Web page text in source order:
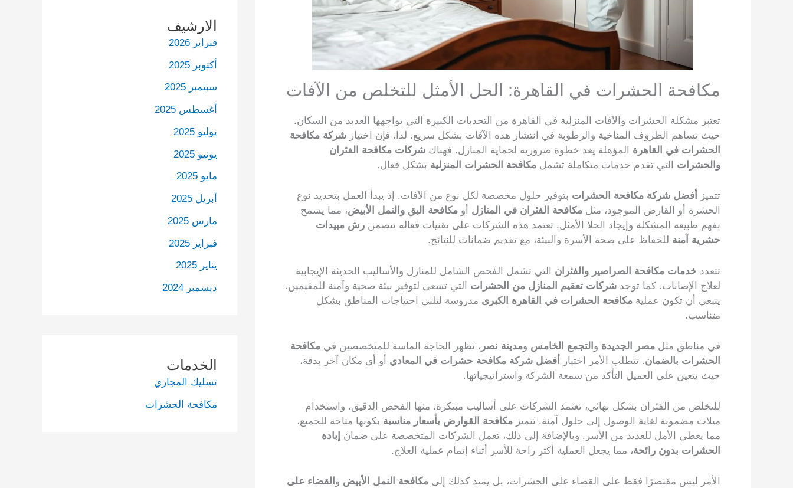
مكافحة الحشرات في القاهرة: الحل الأمثل للتخلص من الآفات
تعتبر مشكلة الحشرات والآفات المنزلية في القاهرة من التحديات الكبيرة التي يواجهها العديد من السكان.
حيث تساهم الظروف المناخية والرطوبة في انتشار هذه الآفات بشكل سريع. لذا، فإن اختيار شركة مكافحة
الحشرات في القاهرة المؤهلة يعد خطوة ضرورية لحماية المنازل. فهناك شركات مكافحة الفئران
والحشرات التي تقدم خدمات متكاملة تشمل مكافحة الحشرات المنزلية بشكل فعال.
تتميز أفضل شركة مكافحة الحشرات بتوفير حلول مخصصة لكل نوع من الآفات. إذ يبدأ العمل بتحديد نوع
الحشرة أو القارض الموجود، مثل مكافحة الفئران في المنازل أو مكافحة البق والنمل الأبيض، مما يسمح
بفهم طبيعة المشكلة وإيجاد الحلا الأمثل. تعتمد هذه الشركات على تقنيات فعالة تتضمن رش مبيدات
حشرية آمنة للحفاظ على صحة الأسرة والبيئة، مع تقديم ضمانات للنتائج.
تتعدد خدمات مكافحة الصراصير والفئران التي تشمل الفحص الشامل للمنازل والأساليب الحديثة الإيجابية
لعلاج الإصابات. كما توجد شركات تعقيم المنازل من الحشرات التي تسعى لتوفير بيئة صحية وآمنة للمقيمين.
ينبغي أن تكون عملية مكافحة الحشرات في القاهرة الكبرى مدروسة لتلبي احتياجات المناطق بشكل
متناسب.
في مناطق مثل مصر الجديدة و التجمع الخامس ومدينة نصر ، تظهر الحاجة الماسة للمتخصصين في مكافحة
الحشرات بالضمان. تتطلب الأمر اختيار أفضل شركة مكافحة حشرات في المعادي أو أي مكان آخر بدقة،
حيث يتعين على العميل التأكد من سمعة الشركة واستراتيجياتها.
للتخلص من الفئران بشكل نهائي، تعتمد الشركات على أساليب مبتكرة، منها الفحص الدقيق، واستخدام
ميلات مضمونة لغاية الوصول إلى حلول آمنة. تتميز مكافحة القوارض بأسعار مناسبة بكونها متاحة للجميع،
مما يعطي الأمل للعديد من الأسر. وبالإضافة إلى ذلك، تعمل الشركات المتخصصة على ضمان
إبادة
الحشرات بدون رائحة، مما يجعل العملية أكثر راحة للأسر أثناء إتمام عملية العلاج.
الأمر ليس مقتصرًا فقط على القضاء على الحشرات، بل يمتد كذلك إلى مكافحة النمل الأبيض و القضاء على
الارشيف
فبراير 2026
أكتوبر 2025
سبتمبر 2025
أغسطس 2025
يوليو 2025
يونيو 2025
مايو 2025
أبريل 2025
مارس 2025
فبراير 2025
يناير 2025
ديسمبر 2024
الخدمات
تسليك المجاري
مكافحة الحشرات